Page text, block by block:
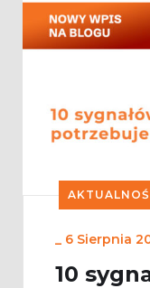
_ 6 Sierpnia
10